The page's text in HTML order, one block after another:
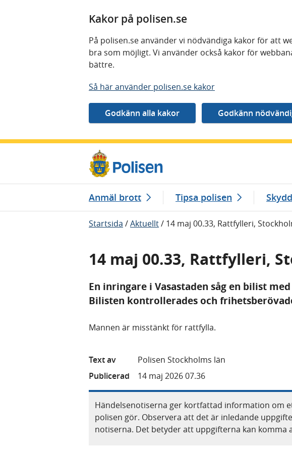
Kakor på polisen.se
På polisen.se använder vi nödvändiga kakor för att
bra som möjligt. Vi använder också kakor för
bättre.
Så här använder polisen.se kakor
Anmäl brott Tipsa polisen
Startsida /Aktuellt/ 14 maj 00.33, Rattfylleri,
14 maj 00.33, Rattfylleri,
En inringare i Vasastaden såg en bilist
Bilisten kontrollerades och
Mannen är misstänkt för rattfylla.
Text av
Polisen Stockholms län
Publicerad
14 maj 2026 07.36
Händelsenotiserna ger kortfattad information om
polisen gör. Observera att det är inledande
notiserna. Det betyder att uppgifterna kan komma